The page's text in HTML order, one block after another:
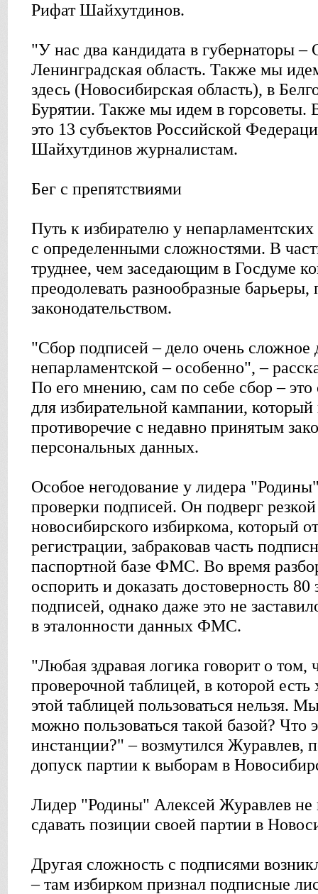
Рифат Шайхутдинов.
"У нас два кандидата в губернаторы –
Ленинградская область. Также мы
здесь (Новосибирская область), в
Бурятии. Также мы идем в горсоветы.
это 13 субъектов Российской
Шайхутдинов журналистам.
Бег с препятствиями
Путь к избирателю у
с определенными сложностями. В
труднее, чем заседающим в Госдуме
преодолевать разнообразные
законодательством.
"Сбор подписей – дело очень сложное
непарламентской – особенно", –
По его мнению, сам по себе сбор – это
для избирательной кампании, который
противоречие с недавно принятым
персональных данных.
Особое негодование у лидера
проверки подписей. Он подверг
новосибирского избиркома, который
регистрации, забраковав часть
паспортной базе ФМС. Во время
оспорить и доказать достоверность
подписей, однако даже это не
в эталонности данных ФМС.
"Любая здравая логика говорит о том,
проверочной таблицей, в которой
этой таблицей пользоваться нельзя.
можно пользоваться такой базой? Что
инстанции?" – возмутился Журавлев,
допуск партии к выборам в
Лидер "Родины" Алексей Журавлев не
сдавать позиции своей партии в
Другая сложность с подписями
– там избирком признал подписные